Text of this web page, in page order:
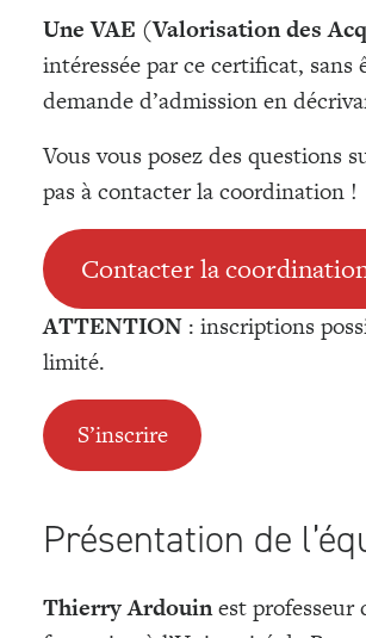
Une VAE (Valorisation des
intéressée par ce certificat,
demande d’admission en
Vous vous posez des questions
pas à contacter la coordination !
Contacter la
ATTENTION : inscriptions
limité.
S’inscrire
Présentation de
Thierry Ardouinest professeur